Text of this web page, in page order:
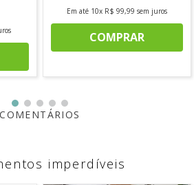
Em até 10x R$ 99,99 sem juros
COMPRAR
COMENTÁRIOS
imperdíveis